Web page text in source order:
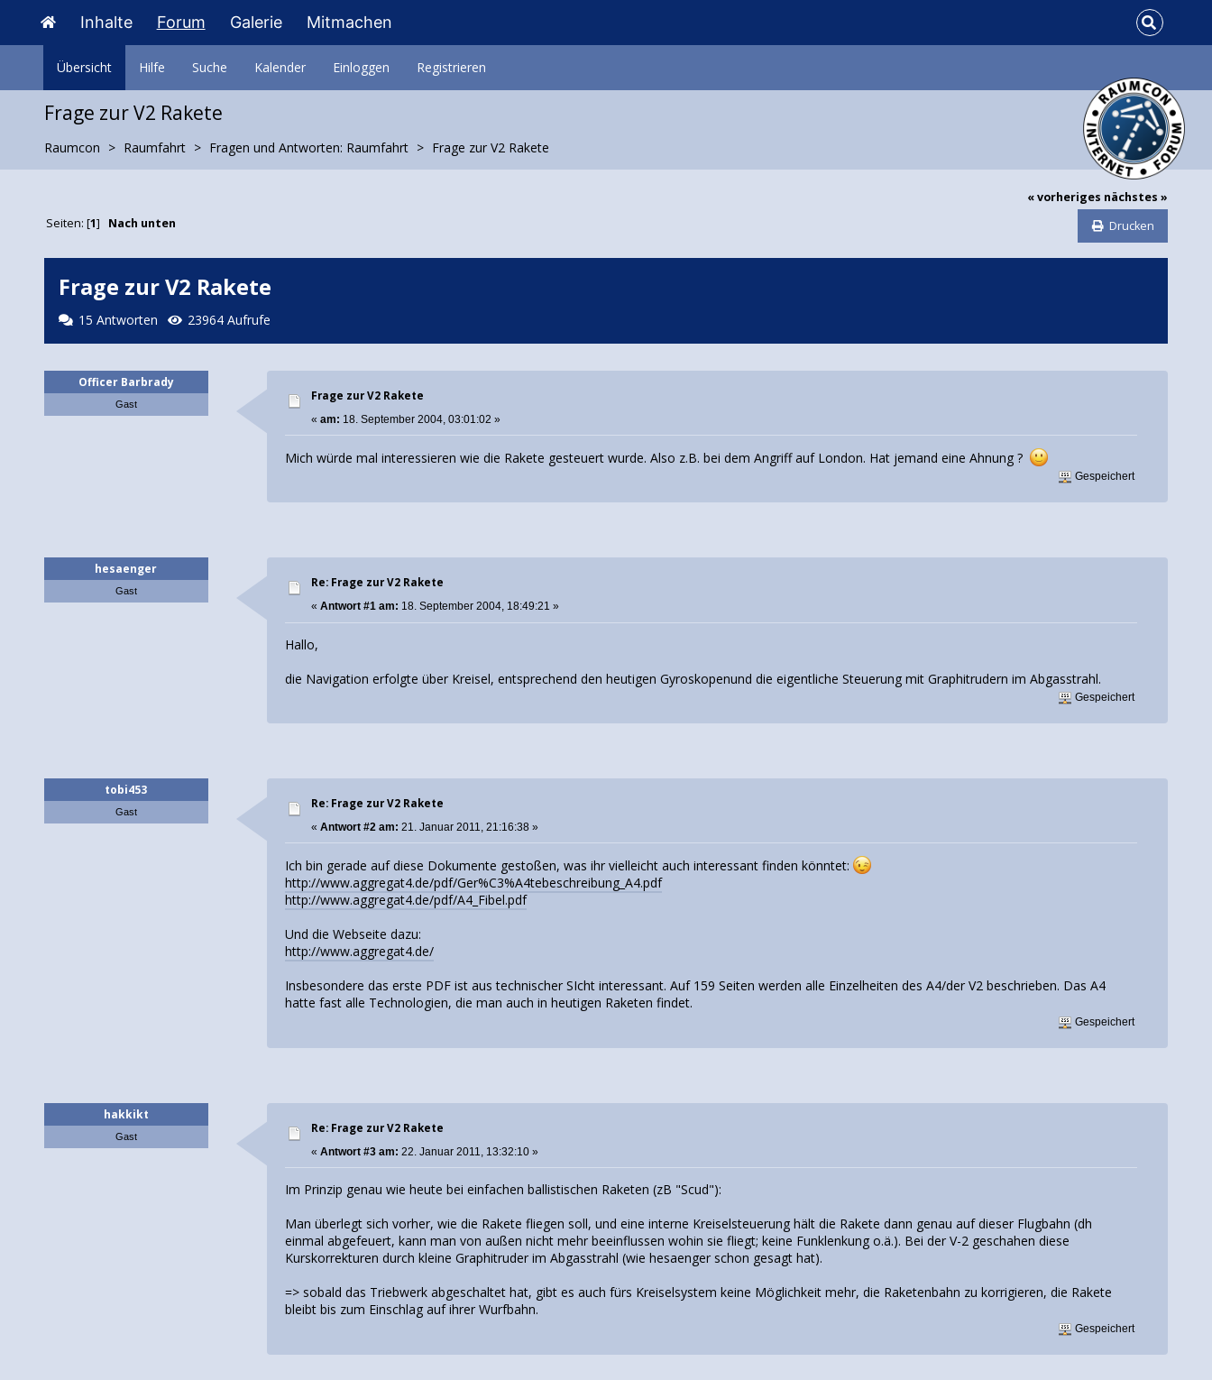
Inhalte Forum Galerie Mitmachen
Übersicht Hilfe Suche Kalender Einloggen Registrieren
Frage zur V2 Rakete
Raumcon Raumfahrt Fragen und Antworten: Raumfahrt Frage zur V2 Rakete
« vorheriges nächstes »
Drucken
Seiten: [1] Nach unten
Frage zur V2 Rakete
15 Antworten 23964 Aufrufe
Officer Barbrady
Gast
Frage zur V2 Rakete
«am: 18. September 2004, 03:01:02 »
Mich würde mal interessieren wie die Rakete gesteuert wurde. Also z.B. bei dem Angriff auf London. Hat jemand eine Ahnung ?
Gespeichert
hesaenger
Gast
Re: Frage zur V2 Rakete
«Antwort #1 am: 18. September 2004, 18:49:21 »
Hallo,
die Navigation erfolgte über Kreisel, entsprechend den heutigen Gyroskopenund die eigentliche Steuerung mit Graphitrudern im Abgasstrahl.
Gespeichert
tobi453
Gast
Re: Frage zur V2 Rakete
«Antwort #2 am: 21. Januar 2011, 21:16:38 »
Ich bin gerade auf diese Dokumente gestoßen, was ihr vielleicht auch interessant finden könntet:
http://www.aggregat4.de/pdf/Ger%C3%A4tebeschreibung_A4.pdf
http://www.aggregat4.de/pdf/A4_Fibel.pdf
Und die Webseite dazu:
http://www.aggregat4.de/
Insbesondere das erste PDF ist aus technischer SIcht interessant. Auf 159 Seiten werden alle Einzelheiten des A4/der V2 beschrieben. Das A4
hatte fast alle Technologien, die man auch in heutigen Raketen findet.
Gespeichert
hakkikt
Gast
Re: Frage zur V2 Rakete
«Antwort #3 am: 22. Januar 2011, 13:32:10 »
Im Prinzip genau wie heute bei einfachen ballistischen Raketen (zB "Scud"):
Man überlegt sich vorher, wie die Rakete fliegen soll, und eine interne Kreiselsteuerung hält die Rakete dann genau auf dieser Flugbahn (dh
einmal abgefeuert, kann man von außen nicht mehr beeinflussen wohin sie fliegt; keine Funklenkung o.ä.). Bei der V-2 geschahen diese
Kurskorrekturen durch kleine Graphitruder im Abgasstrahl (wie hesaenger schon gesagt hat).
=> sobald das Triebwerk abgeschaltet hat, gibt es auch fürs Kreiselsystem keine Möglichkeit mehr, die Raketenbahn zu korrigieren, die Rakete
bleibt bis zum Einschlag auf ihrer Wurfbahn.
Gespeichert